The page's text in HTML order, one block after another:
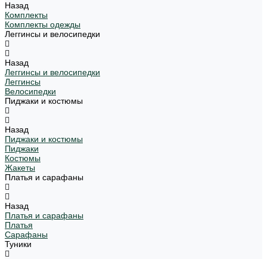
Назад
Комплекты
Комплекты одежды
Леггинсы и велосипедки
Назад
Леггинсы и велосипедки
Леггинсы
Велосипедки
Пиджаки и костюмы
Назад
Пиджаки и костюмы
Пиджаки
Костюмы
Жакеты
Платья и сарафаны
Назад
Платья и сарафаны
Платья
Сарафаны
Туники